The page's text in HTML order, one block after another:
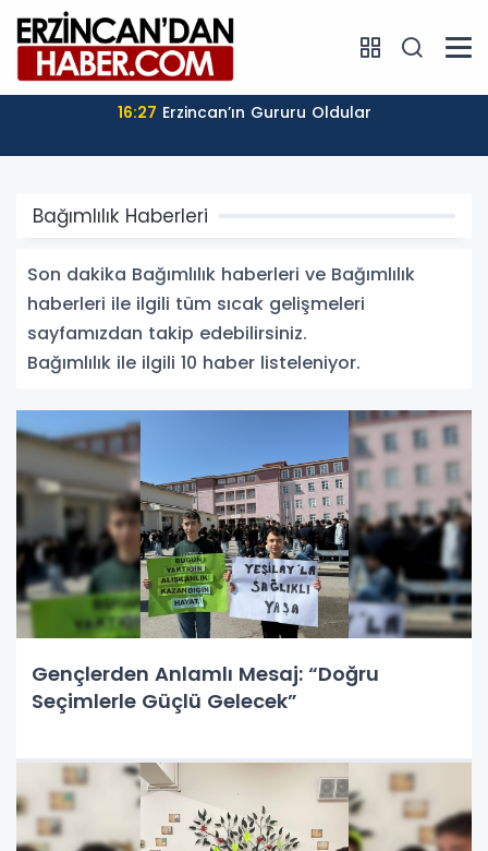
16:27 Erzincan’ın Gururu Oldular
Bağımlılık Haberleri
Son dakika Bağımlılık haberleri ve Bağımlılık
haberleri ile ilgili tüm sıcak gelişmeleri
sayfamızdan takip edebilirsiniz.
Bağımlılık ile ilgili 10 haber listeleniyor.
Gençlerden Anlamlı Mesaj: “Doğru
Seçimlerle Güçlü Gelecek”